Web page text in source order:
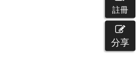
註冊
分享